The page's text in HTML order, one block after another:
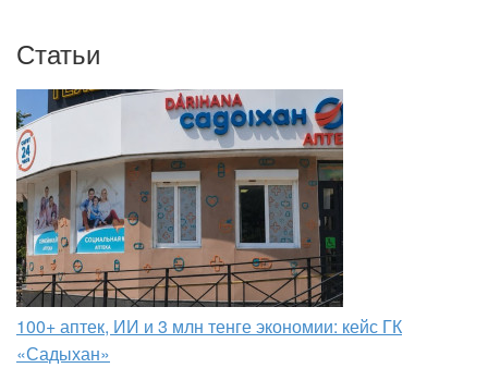
Статьи
100+ аптек, ИИ и 3 млн тенге экономии: кейс ГК
«Садыхан»